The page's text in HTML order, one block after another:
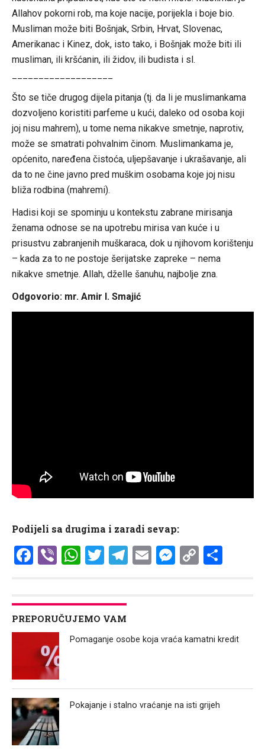
Allahov pokorni rob, ma koje nacije, porijekla i boje bio.
Musliman može biti Bošnjak, Srbin, Hrvat, Slovenac,
Amerikanac i Kinez, dok, isto tako, i Bošnjak može biti ili
musliman, ili kršćanin, ili židov, ili budista i sl.
Što se tiče drugog dijela pitanja (tj. da li je muslimankama
dozvoljeno koristiti parfeme u kući, daleko od osoba koji
joj nisu mahrem), u tome nema nikakve smetnje, naprotiv,
može se smatrati pohvalnim činom. Muslimankama je,
općenito, naređena čistoća, uljepšavanje i ukrašavanje, ali
da to ne čine javno pred muškim osobama koje joj nisu
bliža rodbina (mahremi).
Hadisi koji se spominju u kontekstu zabrane mirisanja
ženama odnose se na upotrebu mirisa van kuće i u
prisustvu zabranjenih muškaraca, dok u njihovom korištenju
– kada za to ne postoje šerijatske zapreke – nema
nikakve smetnje. Allah, dželle šanuhu, najbolje zna.
Odgovorio: mr. Amir I. Smajić
Podijeli sa drugima i zaradi sevap:
Facebook
ViberWhatsApp
Twitter
Telegram
EmailCopy
PREPORUČUJEMO VAM
Pomaganje osobe koja vraća kamatni kredit
Pokajanje i stalno vraćanje na isti grijeh